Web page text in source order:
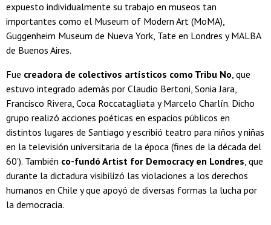
expuesto individualmente su trabajo en museos tan
importantes como el Museum of Modern Art (MoMA),
Guggenheim Museum de Nueva York, Tate en Londres y MALBA
de Buenos Aires.
Fue creadora de colectivos artísticos como Tribu No, que
estuvo integrado además por Claudio Bertoni, Sonia Jara,
Francisco Rivera, Coca Roccatagliata y Marcelo Charlín. Dicho
grupo realizó acciones poéticas en espacios públicos en
distintos lugares de Santiago y escribió teatro para niños y niñas
en la televisión universitaria de la época (fines de la década del
60’). También co-fundó Artist for Democracy en Londres, que
durante la dictadura visibilizó las violaciones a los derechos
humanos en Chile y que apoyó de diversas formas la lucha por
la democracia.